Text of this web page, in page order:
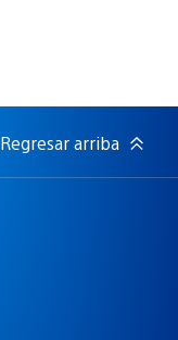
Regresar arriba